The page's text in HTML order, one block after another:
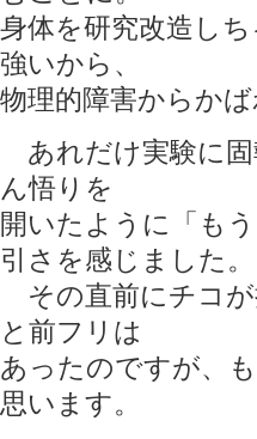
身体を研究改造し
強いから、
物理的障害からか
あれだけ実験に固
ん悟りを
開いたように「も
引さを感じました。
その直前にチコが
と前フリは
あったのですが、
思います。